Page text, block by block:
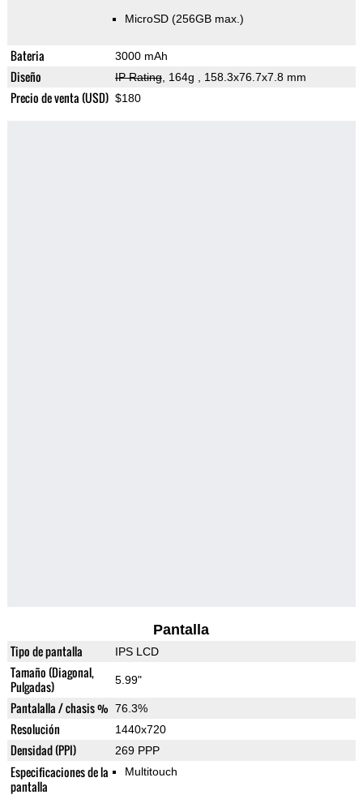
MicroSD (256GB max.)
Bateria 3000 mAh
Diseño IP Rating, 164g , 158.3x76.7x7.8 mm
Precio de venta (USD) $180
Pantalla
Tipo de pantalla IPS LCD
Tamaño (Diagonal,
Pulgadas)
5.99"
Pantalalla / chasis % 76.3%
Resolución 1440x720
Densidad (PPI) 269 PPP
Especificaciones de la
pantalla
Multitouch